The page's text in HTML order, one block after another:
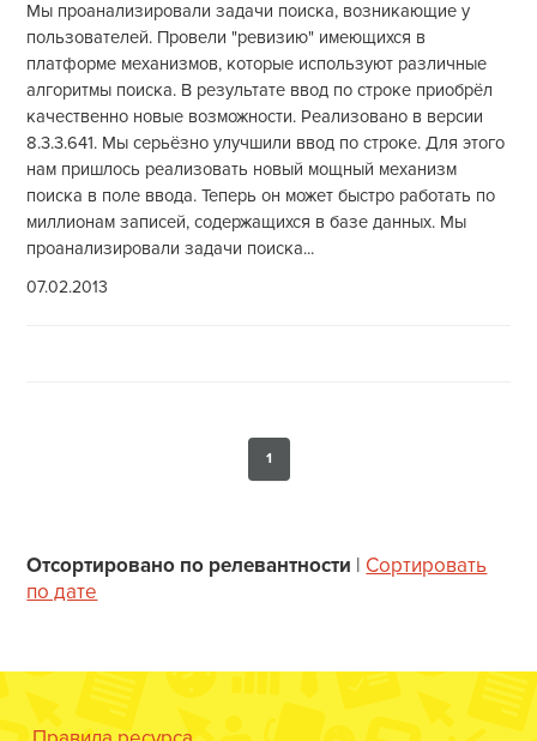
Мы проанализировали задачи поиска, возникающие у
пользователей. Провели "ревизию" имеющихся в
платформе механизмов, которые используют различные
алгоритмы поиска. В результате ввод по строке приобрёл
качественно новые возможности. Реализовано в версии
8.3.3.641. Мы серьёзно улучшили ввод по строке. Для этого
нам пришлось реализовать новый мощный механизм
поиска в поле ввода. Теперь он может быстро работать по
миллионам записей, содержащихся в базе данных. Мы
проанализировали задачи поиска...
07.02.2013
1
Отсортировано по релевантности | Сортировать
по дате